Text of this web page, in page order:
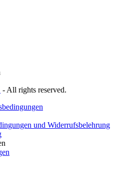
- All rights reserved.
und Widerrufsbelehrung